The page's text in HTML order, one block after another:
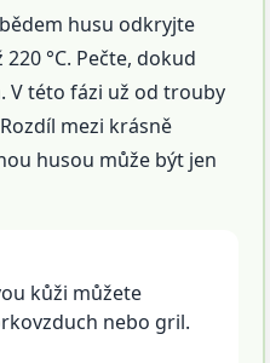
husu odkryjte
°C. Pečte, dokud
V této fázi už od trouby
mezi krásně
husou může být jen
kůži můžete
nebo gril.